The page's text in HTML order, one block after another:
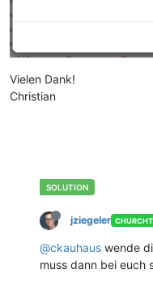
Vielen Dank!
Christian
jziegeler
@ckauhauswende
muss dann bei euch